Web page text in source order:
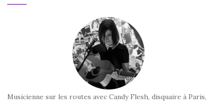
Musicienne sur les routes avec Candy Flesh, disquaire à Paris,